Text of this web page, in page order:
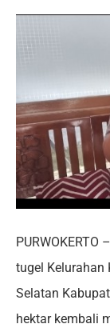
tugel Kelurahan
Selatan
hektar kembali